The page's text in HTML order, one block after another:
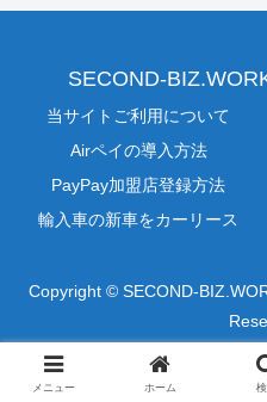
SECOND-
当サイトご利用について
Airペイの導入方法
PayPay加盟店登録方法
輸入車の新車をカーリース
Copyright © SECOND-
メニュー ホーム